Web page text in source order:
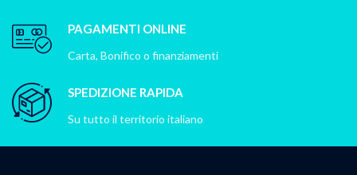
PAGAMENTI ONLINE
Carta, Bonifico o finanziamenti
SPEDIZIONE RAPIDA
Su tutto il territorio italiano